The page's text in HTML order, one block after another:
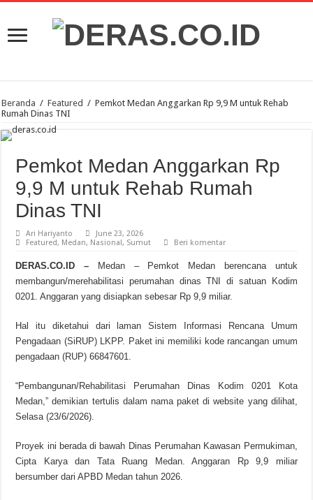
Beranda / Featured / Pemkot Medan Anggarkan Rp 9,9 M untuk Rehab
Rumah Dinas TNI
Pemkot Medan Anggarkan Rp
9,9 M untuk Rehab Rumah
Dinas TNI
Ari Hariyanto
June 23, 2026
Featured, Medan, Nasional, Sumut Beri komentar
DERAS.CO.ID – Medan – Pemkot Medan berencana untuk
membangun/merehabilitasi perumahan dinas TNI di satuan Kodim
0201. Anggaran yang disiapkan sebesar Rp 9,9 miliar.
Hal itu diketahui dari laman Sistem Informasi Rencana Umum
Pengadaan (SiRUP) LKPP. Paket ini memiliki kode rancangan umum
pengadaan (RUP) 66847601.
“Pembangunan/Rehabilitasi Perumahan Dinas Kodim 0201 Kota
Medan,” demikian tertulis dalam nama paket di website yang dilihat,
Selasa (23/6/2026).
Proyek ini berada di bawah Dinas Perumahan Kawasan Permukiman,
Cipta Karya dan Tata Ruang Medan. Anggaran Rp 9,9 miliar
bersumber dari APBD Medan tahun 2026.